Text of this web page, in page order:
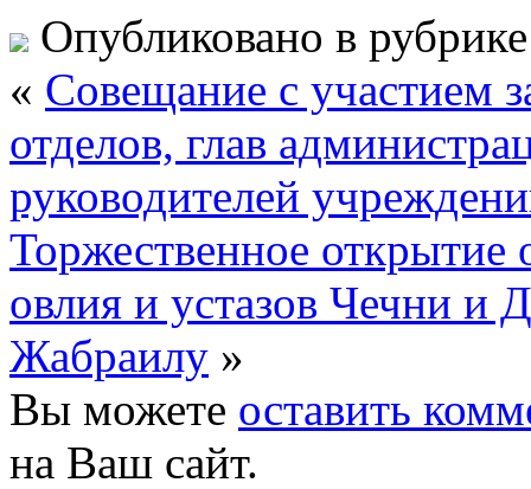
Опубликовано в
« Совещание с участием
отделов, глав
руководителей
Торжественное
овлия и устазов Чечни и
Жабраилу »
Вы можете оставить
на Ваш сайт.